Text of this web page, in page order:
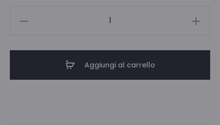
Aggiungi al carrello